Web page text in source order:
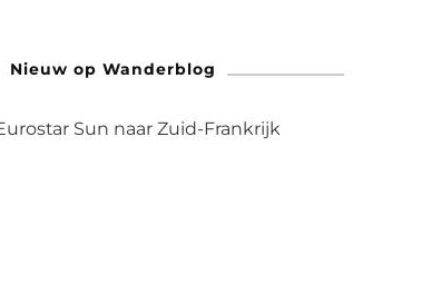
Nieuw op Wanderblog